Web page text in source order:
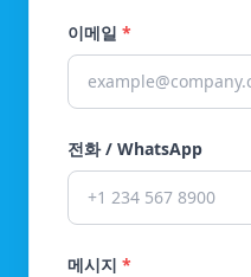
이메일 *
전화 / WhatsApp
메시지 *